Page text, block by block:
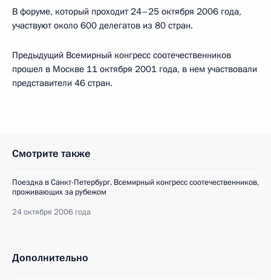
В форуме, который проходит 24–25 октября 2006 года,
участвуют около 600 делегатов из 80 стран.
Предыдущий Всемирный конгресс соотечественников
прошел в Москве 11 октября 2001 года, в нем участвовали
представители 46 стран.
Смотрите также
Поездка в Санкт-Петербург. Всемирный конгресс соотечественников,
проживающих за рубежом
24 октября 2006 года
Дополнительно